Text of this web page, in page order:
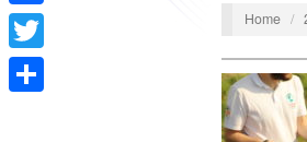
Home /
Facebook
Twitter